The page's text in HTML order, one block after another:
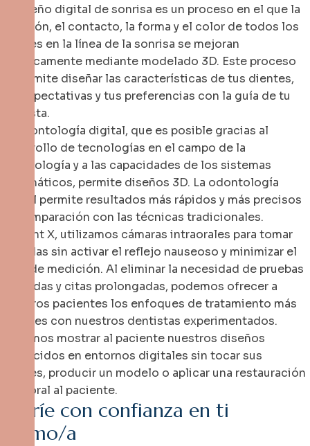
El diseño digital de sonrisa es un proceso en el que la
posición, el contacto, la forma y el color de todos los
dientes en la línea de la sonrisa se mejoran
estéticamente mediante modelado 3D. Este proceso
te permite diseñar las características de tus dientes,
tus expectativas y tus preferencias con la guía de tu
dentista.
La odontología digital, que es posible gracias al
desarrollo de tecnologías en el campo de la
odontología y a las capacidades de los sistemas
informáticos, permite diseños 3D. La odontología
digital permite resultados más rápidos y más precisos
en comparación con las técnicas tradicionales.
En Dent X, utilizamos cámaras intraorales para tomar
medidas sin activar el reflejo nauseoso y minimizar el
error de medición. Al eliminar la necesidad de pruebas
repetidas y citas prolongadas, podemos ofrecer a
nuestros pacientes los enfoques de tratamiento más
actuales con nuestros dentistas experimentados.
Podemos mostrar al paciente nuestros diseños
producidos en entornos digitales sin tocar sus
dientes, producir un modelo o aplicar una restauración
temporal al paciente.
ríe con confianza en ti
mo/a